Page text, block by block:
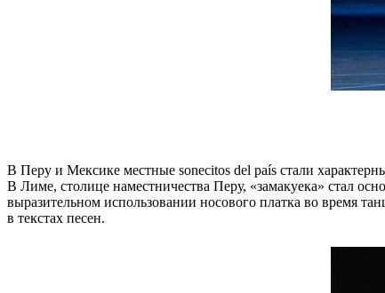
В Перу и Мексике местные sonecitos del país стали
В Лиме, столице наместничества Перу, «замакуека» стал
выразительном использовании носового платка во время
в текстах песен.